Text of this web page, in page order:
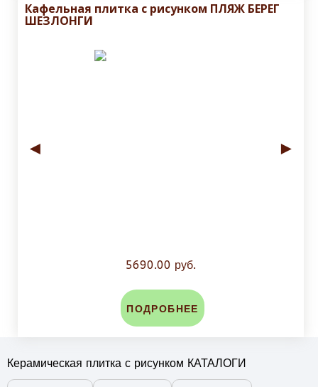
Кафельная плитка с рисунком ПЛЯЖ БЕРЕГ
ШЕЗЛОНГИ
◄ ►
5690.00 руб.
ПОДРОБНЕЕ
Керамическая плитка с рисунком КАТАЛОГИ